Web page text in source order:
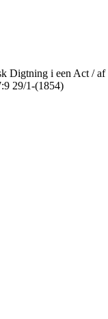
Digtning i een Act /
29/1-(1854)